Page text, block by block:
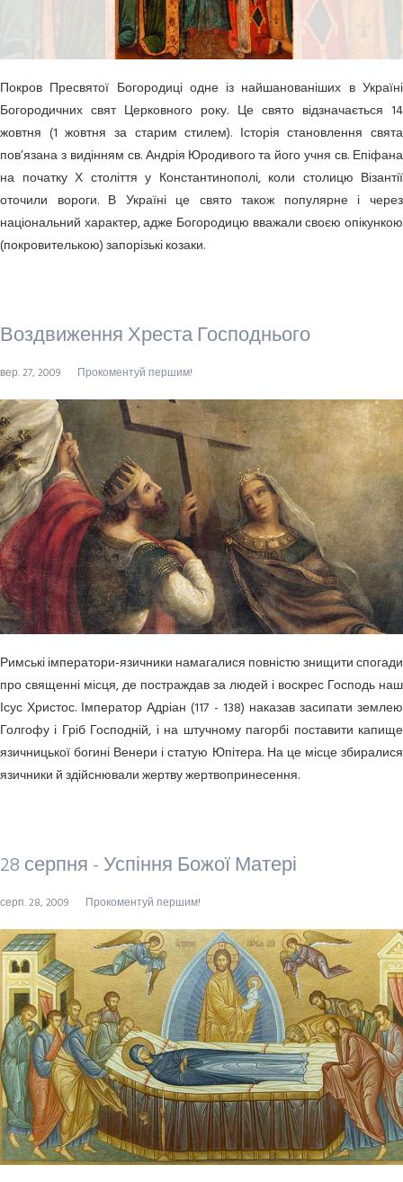
Покров Пресвятої Богородиці одне із найшанованіших в Україні
Богородичних свят Церковного року. Це свято відзначається 14
жовтня (1 жовтня за старим стилем). Історія становлення свята
пов’язана з видінням св. Андрія Юродивого та його учня св. Епіфана
на початку Х століття у Константинополі, коли столицю Візантії
оточили вороги. В Україні це свято також популярне і через
національний характер, адже Богородицю вважали своєю опікункою
(покровителькою) запорізькі козаки.
Воздвиження Хреста Господнього
вер. 27, 2009 Прокоментуй першим!
Римські імператори-язичники намагалися повністю знищити спогади
про священні місця, де постраждав за людей і воскрес Господь наш
Ісус Христос. Імператор Адріан (117 - 138) наказав засипати землею
Голгофу і Гріб Господній, і на штучному пагорбі поставити капище
язичницької богині Венери і статую Юпітера. На це місце збиралися
язичники й здійснювали жертву жертвопринесення.
28 серпня - Успіння Божої Матері
серп. 28, 2009 Прокоментуй першим!